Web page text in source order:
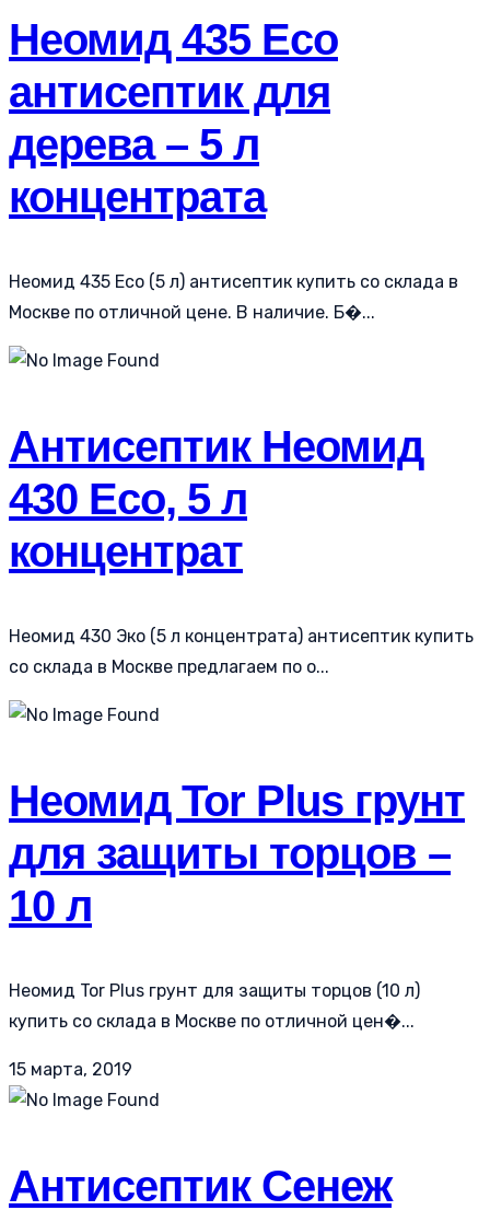
Неомид 435 Eco
антисептик для
дерева – 5 л
концентрата
Неомид 435 Eco (5 л) антисептик купить со склада в
Москве по отличной цене. В наличие. Б�...
Антисептик Неомид
430 Eco, 5 л
концентрат
Неомид 430 Эко (5 л концентрата) антисептик купить
со склада в Москве предлагаем по о...
Неомид Tor Plus грунт
для защиты торцов –
10 л
Неомид Tor Plus грунт для защиты торцов (10 л)
купить со склада в Москве по отличной цен�...
15 марта, 2019
Антисептик Сенеж